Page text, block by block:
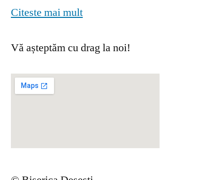
Citeste mai mult
Vă așteptăm cu drag la noi!